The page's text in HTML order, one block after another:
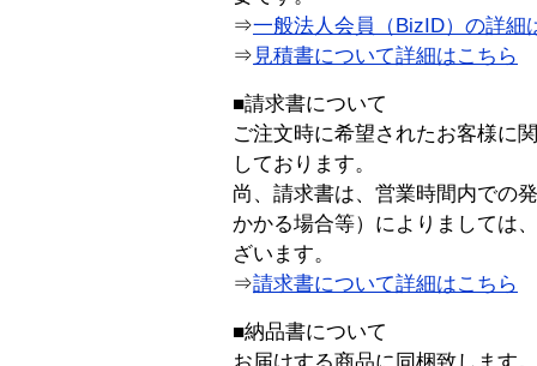
⇒一般法人会員（BizID）の詳細
⇒ 見積書について詳細はこちら
■請求書について
ご注文時に希望されたお客様に
しております。
尚、請求書は、営業時間内での
かかる場合等）によりましては
ざいます。
⇒請求書について詳細はこちら
■納品書について